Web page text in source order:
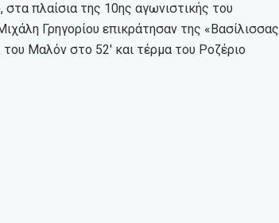
πλαίσια της 10ης αγωνιστικής του
Γρηγορίου επικράτησαν της «Βασίλισσας
Μαλόν στο 52′ και τέρμα του Ροζέριο